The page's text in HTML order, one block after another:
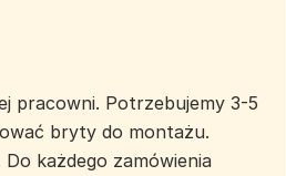
pracowni. Potrzebujemy 3-5
bryty do montażu.
każdego zamówienia